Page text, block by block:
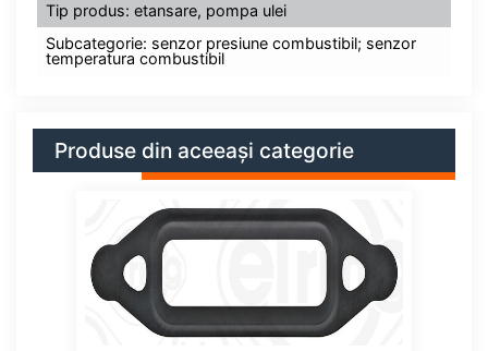
Tip produs: etansare, pompa ulei
Subcategorie: senzor presiune combustibil; senzor
temperatura combustibil
Produse din aceeași categorie